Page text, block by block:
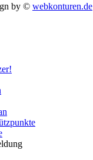
by © webkonturen.de